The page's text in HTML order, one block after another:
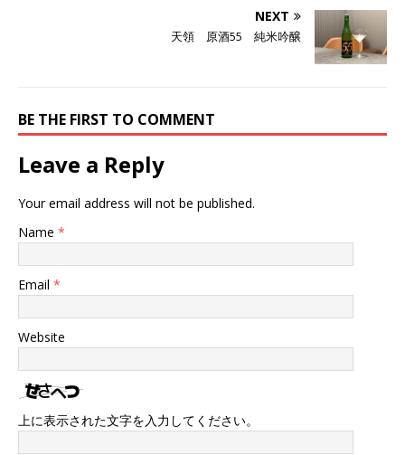
NEXT
天領 原酒55 純米吟醸
BE THE FIRST TO COMMENT
Leave a Reply
Your email address will not be published.
Name *
Email *
Website
上に表示された文字を入力してください。